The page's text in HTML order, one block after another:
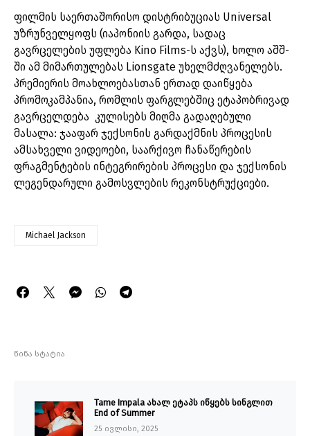
ფილმის საერთაშორისო დისტრიბუციას Universal
უზრუნველყოფს (იაპონიის გარდა, სადაც
გავრცელების უფლება Kino Films-ს აქვს), ხოლო აშშ-
ში ამ მიმართულებას Lionsgate უხელმძღვანელებს.
პრემიერის მოახლოებასთან ერთად დაიწყება
პრომოკამპანია, რომლის ფარგლებშიც ეტაპობრივად
გავრცელდება კულისებს მიღმა გადაღებული
მასალა: ჯააფარ ჯექსონის გარდაქმნის პროცესის
ამსახველი ვიდეოები, საარქივო ჩანაწერების
ფრაგმენტების ინტეგრირების პროცესი და ჯექსონის
ლეგენდარული გამოსვლების რეკონსტრუქციები.
Michael Jackson
წინა სტატია
Tame Impala ახალ ეტაპს იწყებს სინგლით
End of Summer
25 ივლისი, 2025